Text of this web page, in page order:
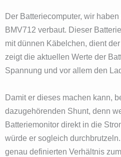
Der Batteriecomputer, wir
BMV712 verbaut. Dieser
mit dünnen Käbelchen, dient
zeigt die aktuellen Werte der
Spannung und vor allem den
Damit er dieses machen kann,
dazugehörenden Shunt, denn
Batteriemonitor direkt in die
würde er sogleich
genau definierten Verhältnis